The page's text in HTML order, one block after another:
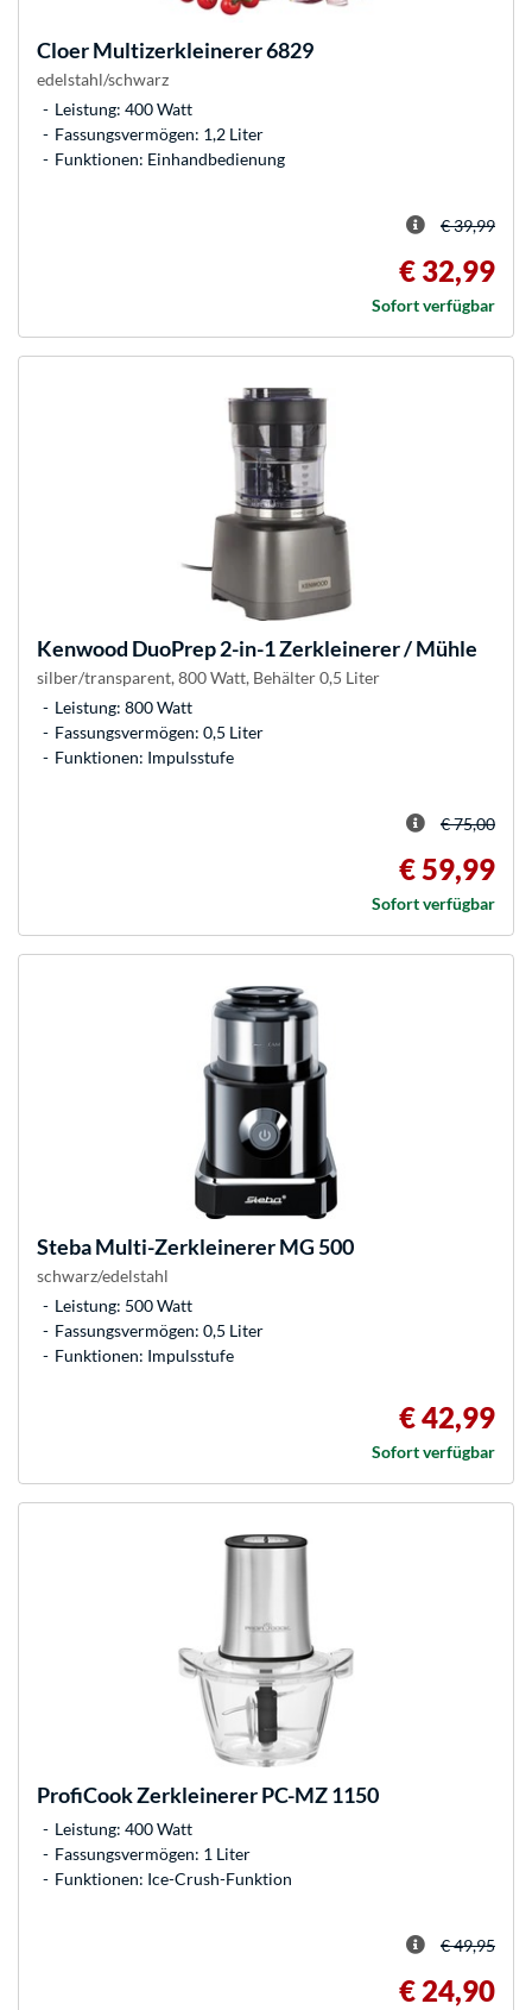
CloerMultizerkleinerer 6829
edelstahl/schwarz
Leistung: 400 Watt
Fassungsvermögen: 1,2 Liter
Funktionen: Einhandbedienung
€ 39,99
€ 32,99
Sofort verfügbar
Kenwood DuoPrep 2-in-1 Zerkleinerer / Mühle
silber/transparent, 800 Watt, Behälter 0,5 Liter
Leistung: 800 Watt
Fassungsvermögen: 0,5 Liter
Funktionen: Impulsstufe
€ 75,00
€ 59,99
Sofort verfügbar
StebaMulti-Zerkleinerer MG 500
schwarz/edelstahl
Leistung: 500 Watt
Fassungsvermögen: 0,5 Liter
Funktionen: Impulsstufe
€ 42,99
Sofort verfügbar
ProfiCookZerkleinerer PC-MZ 1150
Leistung: 400 Watt
Fassungsvermögen: 1 Liter
Funktionen: Ice-Crush-Funktion
€ 49,95
€ 24,90